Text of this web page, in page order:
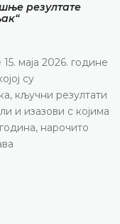
резултате
маја 2026. године
су
кључни резултати
и изазови с којима
нарочито